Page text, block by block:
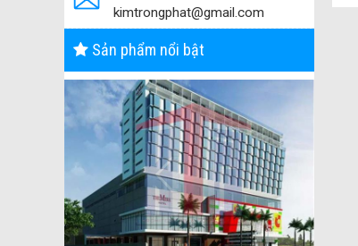
kimtrongphat@gmail.com
Sản phẩm nổi bật